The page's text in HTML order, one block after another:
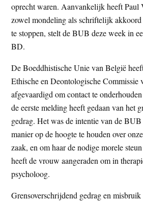
oprecht waren. Aanvankelijk heeft Paul
zowel mondeling als schriftelijk
te stoppen, stelt de BUB deze week in
BD.
De Boeddhistische Unie van België
Ethische en Deontologische Commissie
afgevaardigd om contact te
de eerste melding heeft gedaan van het
gedrag. Het was de intentie van de
manier op de hoogte te houden over
zaak, en om haar de nodige morele
heeft de vrouw aangeraden om in
psycholoog.
Grensoverschrijdend gedrag en